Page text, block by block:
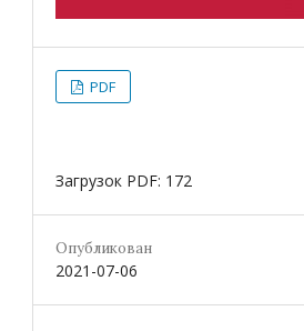
PDF
Загрузок PDF: 172
Опубликован
2021-07-06